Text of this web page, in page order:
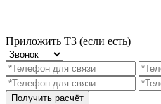
Приложить ТЗ (если есть)
Получить расчёт